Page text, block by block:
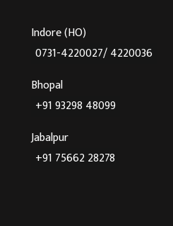
Indore (HO)
0731-4220027/ 4220036
Bhopal
+91 93298 48099
Jabalpur
+91 75662 28278